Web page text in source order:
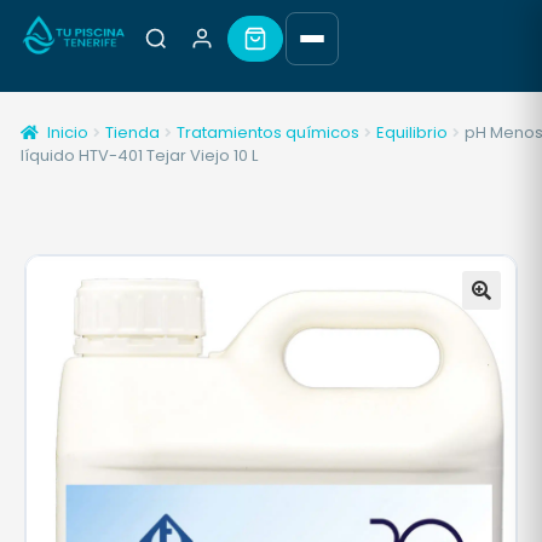
Inicio Tienda Tratamientos químicos Equilibrio
pH
líquido HTV-401 Tejar Viejo 10 L
🔍